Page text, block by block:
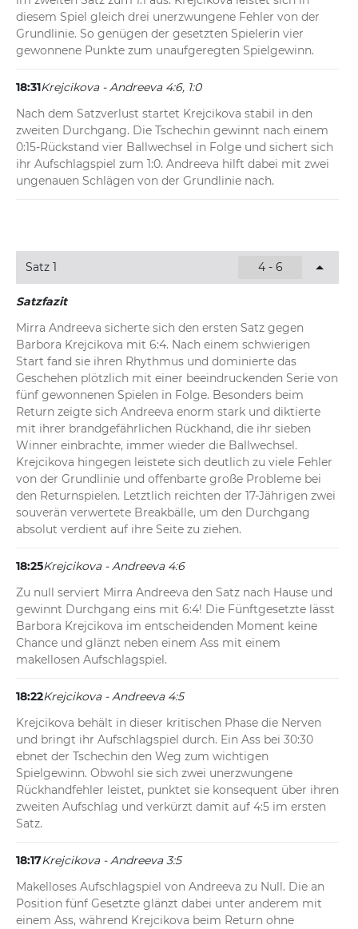
diesem Spiel gleich drei unerzwungene Fehler von der
Grundlinie. So genügen der gesetzten Spielerin vier
gewonnene Punkte zum unaufgeregten Spielgewinn.
18:31Krejcikova - Andreeva 4:6, 1:0
Nach dem Satzverlust startet Krejcikova stabil in den
zweiten Durchgang. Die Tschechin gewinnt nach einem
0:15-Rückstand vier Ballwechsel in Folge und sichert sich
ihr Aufschlagspiel zum 1:0. Andreeva hilft dabei mit zwei
ungenauen Schlägen von der Grundlinie nach.
Satz 1 4 - 6
Satzfazit
Mirra Andreeva sicherte sich den ersten Satz gegen
Barbora Krejcikova mit 6:4. Nach einem schwierigen
Start fand sie ihren Rhythmus und dominierte das
Geschehen plötzlich mit einer beeindruckenden Serie von
fünf gewonnenen Spielen in Folge. Besonders beim
Return zeigte sich Andreeva enorm stark und diktierte
mit ihrer brandgefährlichen Rückhand, die ihr sieben
Winner einbrachte, immer wieder die Ballwechsel.
Krejcikova hingegen leistete sich deutlich zu viele Fehler
von der Grundlinie und offenbarte große Probleme bei
den Returnspielen. Letztlich reichten der 17-Jährigen zwei
souverän verwertete Breakbälle, um den Durchgang
absolut verdient auf ihre Seite zu ziehen.
18:25Krejcikova - Andreeva 4:6
Zu null serviert Mirra Andreeva den Satz nach Hause und
gewinnt Durchgang eins mit 6:4! Die Fünftgesetzte lässt
Barbora Krejcikova im entscheidenden Moment keine
Chance und glänzt neben einem Ass mit einem
makellosen Aufschlagspiel.
18:22Krejcikova - Andreeva 4:5
Krejcikova behält in dieser kritischen Phase die Nerven
und bringt ihr Aufschlagspiel durch. Ein Ass bei 30:30
ebnet der Tschechin den Weg zum wichtigen
Spielgewinn. Obwohl sie sich zwei unerzwungene
Rückhandfehler leistet, punktet sie konsequent über ihren
zweiten Aufschlag und verkürzt damit auf 4:5 im ersten
Satz.
18:17Krejcikova - Andreeva 3:5
Makelloses Aufschlagspiel von Andreeva zu Null. Die an
Position fünf Gesetzte glänzt dabei unter anderem mit
einem Ass, während Krejcikova beim Return ohne